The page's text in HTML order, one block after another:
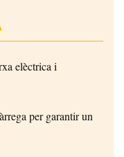
elèctrica i
per garantir un